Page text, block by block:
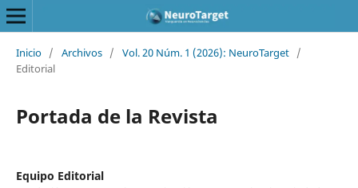
Inicio / Archivos / Vol. 20 Núm. 1 (2026): NeuroTarget /
Editorial
Portada de la Revista
Equipo Editorial